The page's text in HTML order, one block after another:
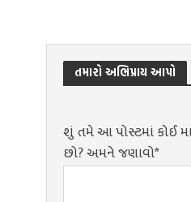
તમારો અભિપ્રાય આપો
શું તમે આ પોસ્ટમાં કોઈ
છો? અમને જણાવો*